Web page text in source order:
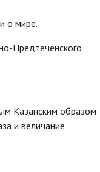
о мире.
Предтеченского
Казанским образом
и величание